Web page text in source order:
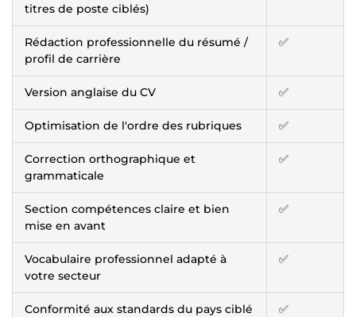
titres de poste ciblés)
Rédaction professionnelle du résumé /
profil de carrière
✅
Version anglaise du CV ✅
Optimisation de l'ordre des rubriques ✅
Correction orthographique et
grammaticale
✅
Section compétences claire et bien
mise en avant
✅
Vocabulaire professionnel adapté à
votre secteur
✅
Conformité aux standards du pays ciblé
✅